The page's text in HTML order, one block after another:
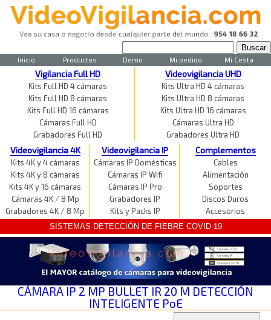
Inicio Productos Demo Mi pedido Mi Cesta
Vigilancia Full HD
Kits Full HD 4 cámaras
Kits Full HD 8 cámaras
Kits Full HD 16 cámaras
Cámaras Full HD
Grabadores Full HD
Videovigilancia UHD
Kits Ultra HD 4 cámaras
Kits Ultra HD 8 cámaras
Kits Ultra HD 16 cámaras
Cámaras Ultra HD
Grabadores Ultra HD
Videovigilancia 4K
Kits 4K y 4 cámaras
Kits 4K y 8 cámaras
Kits 4K y 16 cámaras
Cámaras 4K / 8 Mp
Grabadores 4K / 8 Mp
Videovigilancia IP
Cámaras IP Domésticas
Cámaras IP Wifi
Cámaras IP Pro
Grabadores IP
Kits y Packs IP
Complementos
Cables
Alimentación
Soportes
Discos Duros
Accesorios
SISTEMAS DETECCIÓN DE FIEBRE COVID-19
CÁMARA IP 2 MP BULLET IR 20 M DETECCIÓN
INTELIGENTE PoE